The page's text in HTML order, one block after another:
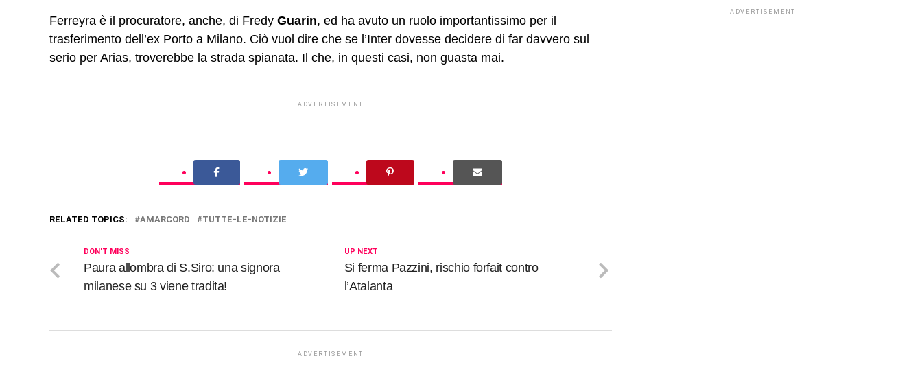
Ferreyra è il procuratore, anche, di Fredy Guarin, ed ha avuto un ruolo importantissimo per il
trasferimento dell’ex Porto a Milano. Ciò vuol dire che se l’Inter dovesse decidere di far davvero sul
serio per Arias, troverebbe la strada spianata. Il che, in questi casi, non guasta mai.
ADVERTISEMENT
RELATED TOPICS: AMARCORD TUTTE-LE-NOTIZIE
UP NEXT
Si ferma Pazzini, rischio forfait contro
l’Atalanta
DON'T MISS
Paura allombra di S.Siro: una signora
milanese su 3 viene tradita!
ADVERTISEMENT
ADVERTISEMENT